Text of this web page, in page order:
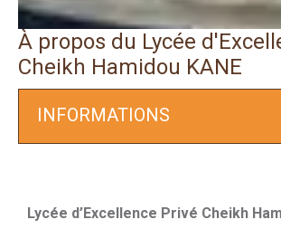
À propos du Lycée
Cheikh Hamidou KANE
INFORMATIONS
Lycée d’Excellence Privé Cheikh